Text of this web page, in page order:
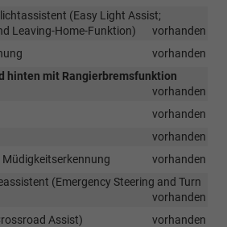
(Easy Light Assist;
Leaving-Home-Funktion)
vorhanden
vorhanden
hinten mit Rangierbremsfunktion
vorhanden
vorhanden
vorhanden
vorhanden
(Emergency Steering and Turn
vorhanden
Assist)
vorhanden